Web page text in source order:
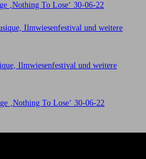
‚Nothing To Lose‘ 30-06-22
Ilmwiesenfestival und weitere
Ilmwiesenfestival und weitere
‚Nothing To Lose‘ 30-06-22